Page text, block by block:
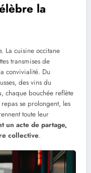
la
La cuisine occitane
transmises de
convivialité. Du
des vins du
chaque bouchée reflète
se prolongent, les
toute leur
un acte de partage,
collective.